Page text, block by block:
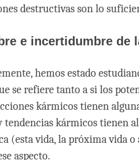
destructivas son lo
e incertidumbre de
hemos estado
se refiere tanto a si los
kármicos tienen
tendencias kármicos tienen
(esta vida, la próxima vida
aspecto.